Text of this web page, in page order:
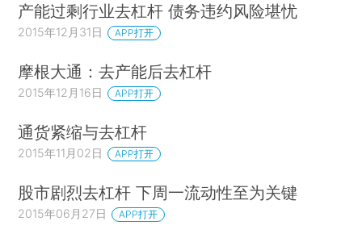
产能过剩行业去杠杆 债务违约风险堪忧
2015年12月31日 APP打开
摩根大通：去产能后去杠杆
2015年12月16日 APP打开
通货紧缩与去杠杆
2015年11月02日 APP打开
股市剧烈去杠杆 下周一流动性至为关键
2015年06月27日 APP打开